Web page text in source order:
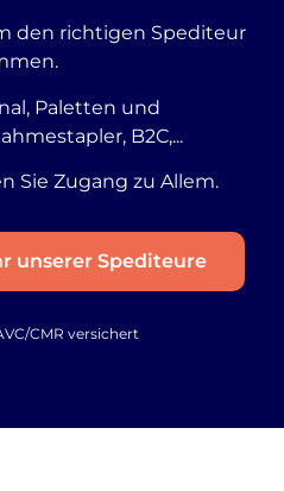
den richtigen Spediteur
Paletten und
B2C,...
Sie Zugang zu Allem.
unserer Spediteure
CMR versichert